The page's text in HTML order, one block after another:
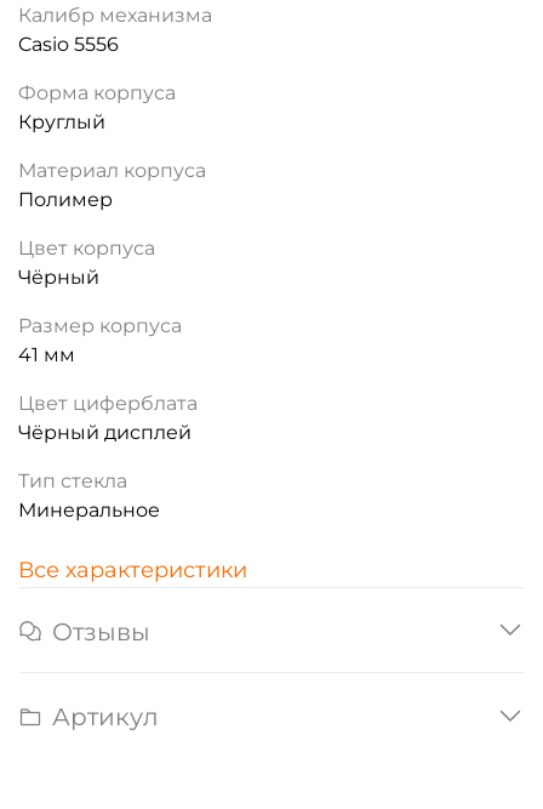
Калибр механизма
Casio 5556
Форма корпуса
Круглый
Материал корпуса
Полимер
Цвет корпуса
Чёрный
Размер корпуса
41 мм
Цвет циферблата
Чёрный дисплей
Тип стекла
Минеральное
Все характеристики
Отзывы
Артикул